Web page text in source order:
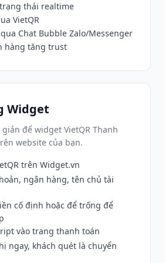
thái realtime
VietQR
Chat Bubble Zalo/Messenger
hàng tăng trust
Widget
để widget VietQR Thanh
website của bạn.
trên Widget.vn
ngân hàng, tên chủ tài
cố định hoặc để trống để
vào trang thanh toán
ngay, khách quét là chuyển